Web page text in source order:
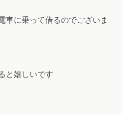
車に乗って借るのでございま
と嬉しいです